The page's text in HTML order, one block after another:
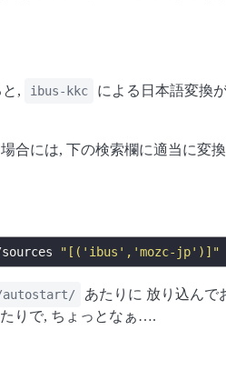
, ibus-kkc による日本語変換
合には, 下の検索欄に適当に変
"[('ibus','mozc-jp')]"
あたりに 放り込んで
りで, ちょっとなぁ….